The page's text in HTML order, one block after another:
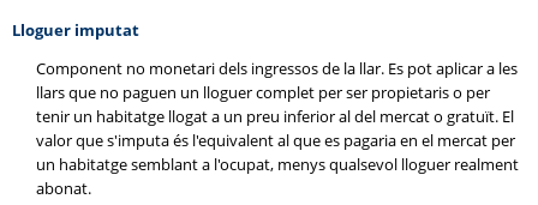
Lloguer imputat
Component no monetari dels ingressos de la llar. Es pot aplicar a les
llars que no paguen un lloguer complet per ser propietaris o per
tenir un habitatge llogat a un preu inferior al del mercat o gratuït. El
valor que s'imputa és l'equivalent al que es pagaria en el mercat per
un habitatge semblant a l'ocupat, menys qualsevol lloguer realment
abonat.